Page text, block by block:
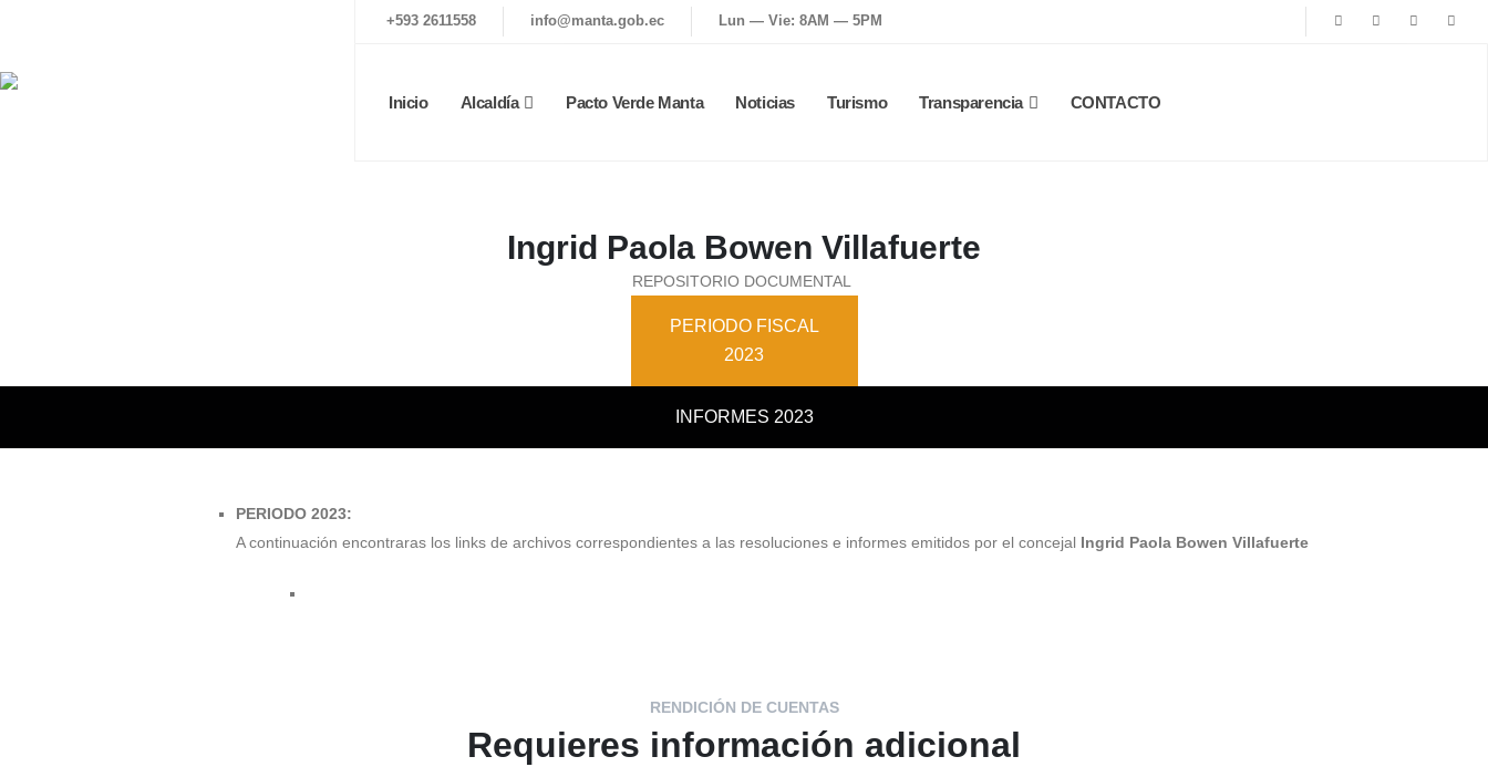
+593 2611558 info@manta.gob.ec Lun — Vie: 8AM — 5PM
Inicio Alcaldía Pacto Verde Manta Noticias Turismo Transparencia CONTACTO
Ingrid Paola Bowen Villafuerte
REPOSITORIO DOCUMENTAL
PERIODO FISCAL
2023
INFORMES 2023
PERIODO 2023:
A continuación encontraras los links de archivos correspondientes a las resoluciones e informes emitidos por el concejal Ingrid Paola Bowen Villafuerte
RENDICIÓN DE CUENTAS
Requieres información adicional